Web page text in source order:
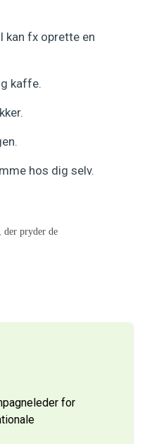
kan fx oprette en
kaffe.
hos dig selv.
der pryder de
for